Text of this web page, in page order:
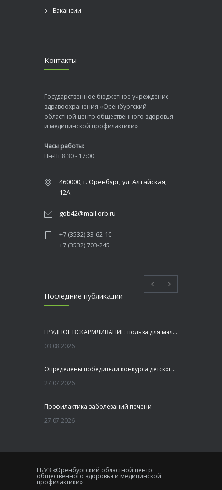
Вакансии
Контакты
Государственное бюджетное учреждение
здравоохранения «Оренбургский
областной центр общественного здоровья
и медицинской профилактики»
Часы работы:
Пн-Пт 8:30 - 17:00
460000, г. Оренбург, ул. Алтайская,
12А
gob42@mail.orb.ru
+7 (3532) 33-62-10
+7 (3532) 703-245
Последние публикации
ГРУДНОЕ ВСКАРМЛИВАНИЕ: польза для малыша и мамы
03.08.2026
Определены победители конкурса детского рисунка «Я шагаю по Оренбуржью»
27.07.2026
Профилактика заболеваний печени
27.07.2026
Как сохранить здоровье головного мозга
ГБУЗ «Оренбургский областной центр
общественного здоровья и медицинской
профилактики»